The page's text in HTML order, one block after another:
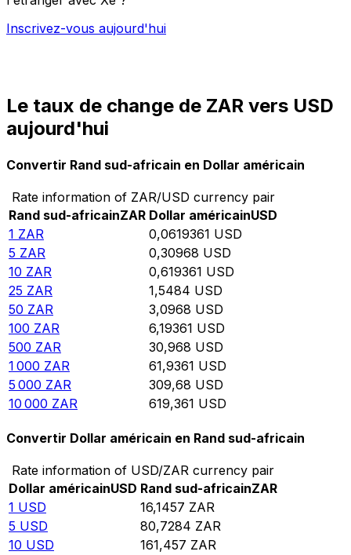
Inscrivez-vous aujourd'hui
Le taux de change de ZAR vers USD
aujourd'hui
Convertir Rand sud-africain en Dollar américain
Rate information of ZAR/USD currency pair
Rand sud-africainZAR Dollar américainUSD
1 ZAR 0,0619361 USD
5 ZAR 0,30968 USD
10 ZAR 0,619361 USD
25 ZAR 1,5484 USD
50 ZAR 3,0968 USD
100 ZAR 6,19361 USD
500 ZAR 30,968 USD
1 000 ZAR 61,9361 USD
5 000 ZAR 309,68 USD
10 000 ZAR 619,361 USD
Convertir Dollar américain en Rand sud-africain
Rate information of USD/ZAR currency pair
Dollar américainUSD Rand sud-africainZAR
1 USD 16,1457 ZAR
5 USD 80,7284 ZAR
10 USD 161,457 ZAR